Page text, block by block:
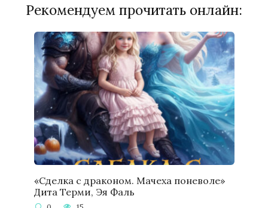
Рекомендуем прочитать онлайн:
«Сделка с драконом. Мачеха поневоле»
Дита Терми, Эя Фаль